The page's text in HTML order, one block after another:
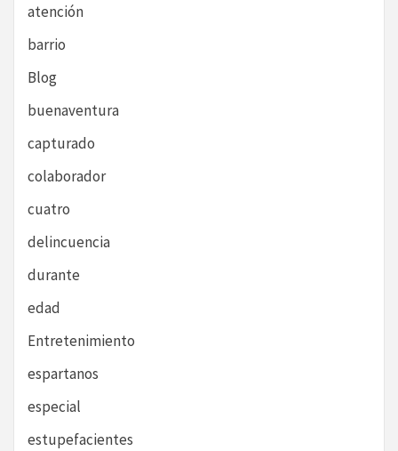
atención
barrio
Blog
buenaventura
capturado
colaborador
cuatro
delincuencia
durante
edad
Entretenimiento
espartanos
especial
estupefacientes